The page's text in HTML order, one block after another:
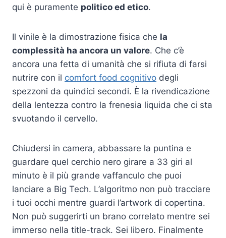
qui è puramente politico ed etico.
Il vinile è la dimostrazione fisica che la
complessità ha ancora un valore. Che c’è
ancora una fetta di umanità che si rifiuta di farsi
nutrire con il comfort food cognitivo degli
spezzoni da quindici secondi. È la rivendicazione
della lentezza contro la frenesia liquida che ci sta
svuotando il cervello.
Chiudersi in camera, abbassare la puntina e
guardare quel cerchio nero girare a 33 giri al
minuto è il più grande vaffanculo che puoi
lanciare a Big Tech. L’algoritmo non può tracciare
i tuoi occhi mentre guardi l’artwork di copertina.
Non può suggerirti un brano correlato mentre sei
immerso nella title-track. Sei libero. Finalmente